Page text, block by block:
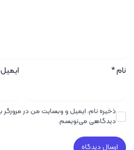
نام* ایمیل
ذخیره نام، ایمیل و وبسایت من در مرورگر
دیدگاهی می‌نویسم.